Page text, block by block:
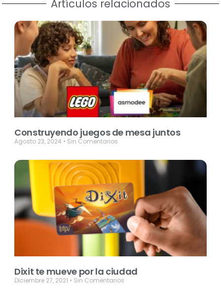
Artículos relacionados
Construyendo juegos de mesa juntos
Agosto 23, 2024 Sin Comentarios
Dixit te mueve por la ciudad
Diciembre 27, 2021 Sin Comentarios